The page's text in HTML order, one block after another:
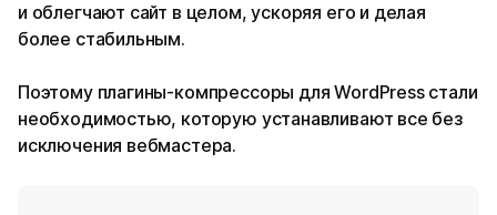
и облегчают сайт в целом, ускоряя его и делая
более стабильным.
Поэтому плагины-компрессоры для WordPress стали
необходимостью, которую устанавливают все без
исключения вебмастера.